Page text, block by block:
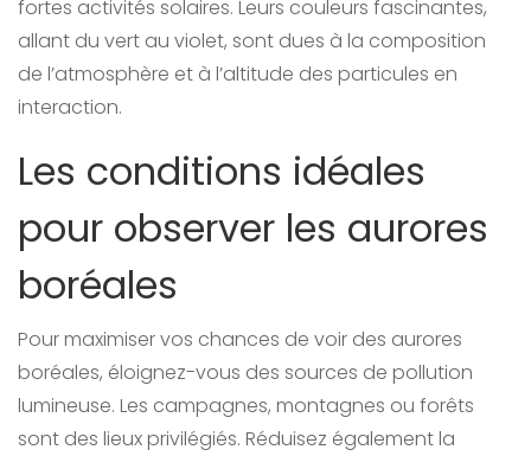
fortes activités solaires. Leurs couleurs fascinantes,
allant du vert au violet, sont dues à la composition
de l’atmosphère et à l’altitude des particules en
interaction.
Les conditions idéales
pour observer les aurores
boréales
Pour maximiser vos chances de voir des aurores
boréales, éloignez-vous des sources de pollution
lumineuse. Les campagnes, montagnes ou forêts
sont des lieux privilégiés. Réduisez également la